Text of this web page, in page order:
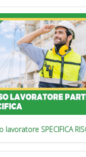
lavoratore SPECIFICA